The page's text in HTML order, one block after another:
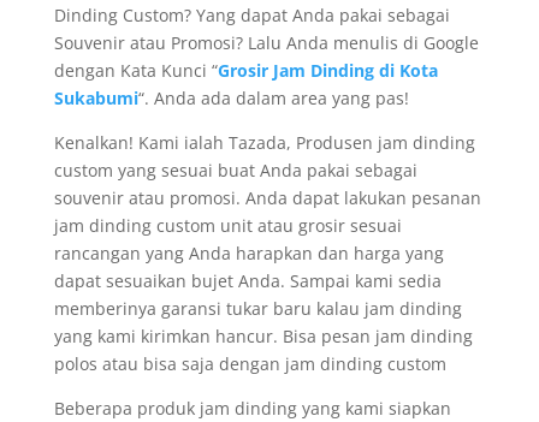
Dinding Custom? Yang dapat Anda pakai sebagai
Souvenir atau Promosi? Lalu Anda menulis di Google
dengan Kata Kunci “Grosir Jam Dinding di Kota
Sukabumi“. Anda ada dalam area yang pas!
Kenalkan! Kami ialah Tazada, Produsen jam dinding
custom yang sesuai buat Anda pakai sebagai
souvenir atau promosi. Anda dapat lakukan pesanan
jam dinding custom unit atau grosir sesuai
rancangan yang Anda harapkan dan harga yang
dapat sesuaikan bujet Anda. Sampai kami sedia
memberinya garansi tukar baru kalau jam dinding
yang kami kirimkan hancur. Bisa pesan jam dinding
polos atau bisa saja dengan jam dinding custom
Beberapa produk jam dinding yang kami siapkan